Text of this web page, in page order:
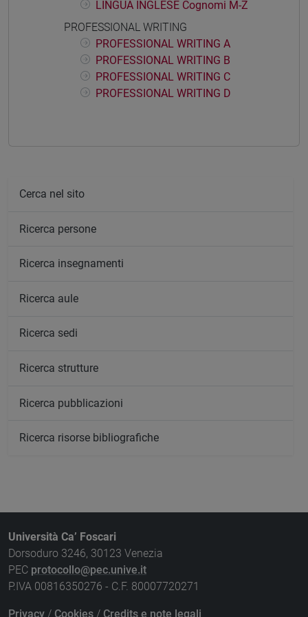
LINGUA INGLESE Cognomi M-Z
PROFESSIONAL WRITING
PROFESSIONAL WRITING A
PROFESSIONAL WRITING B
PROFESSIONAL WRITING C
PROFESSIONAL WRITING D
Cerca nel sito
Ricerca persone
Ricerca insegnamenti
Ricerca aule
Ricerca sedi
Ricerca strutture
Ricerca pubblicazioni
Ricerca risorse bibliografiche
Università Ca’ Foscari
Dorsoduro 3246, 30123 Venezia
PEC protocollo@pec.unive.it
P.IVA 00816350276 - C.F. 80007720271
Privacy / Cookies / Credits e note legali